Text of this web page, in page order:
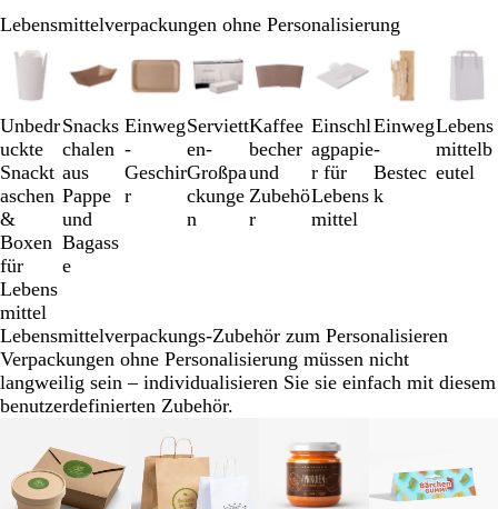
Lebensmittelverpackungen ohne Personalisierung
Unbedr
uckte
Snackt
aschen
&
Boxen
für
Lebens
mittel
Snacks
chalen
aus
Pappe
und
Bagass
e
Einweg
-
Geschir
r
Serviett
en-
Großpa
ckunge
n
Kaffee
becher
und
Zubehö
r
Einschl
agpapie
r für
Lebens
mittel
Einweg
-
Bestec
k
Lebens
mittelb
eutel
Galeriebilder
bis
3
von
8
Lebensmittelverpackungs-Zubehör zum Personalisieren
Verpackungen ohne Personalisierung müssen nicht
langweilig sein – individualisieren Sie sie einfach mit diesem
benutzerdefinierten Zubehör.
bis